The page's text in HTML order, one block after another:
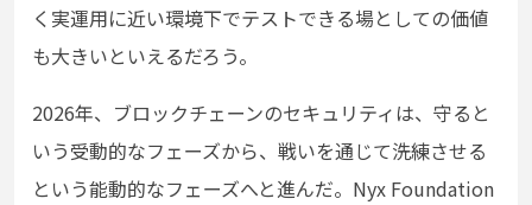
く実運用に近い環境下でテストできる場としての価値
も大きいといえるだろう。
2026年、ブロックチェーンのセキュリティは、守ると
いう受動的なフェーズから、戦いを通じて洗練させる
という能動的なフェーズへと進んだ。Nyx Foundation